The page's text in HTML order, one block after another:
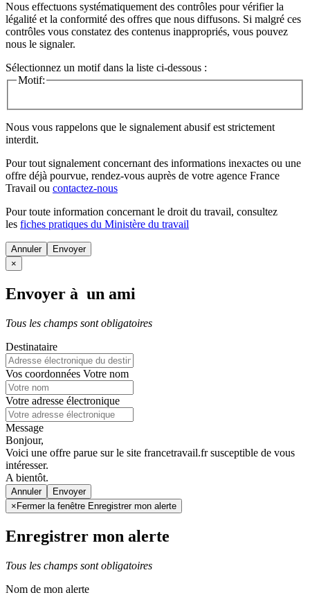
Nous effectuons systématiquement des contrôles pour vérifier la
légalité et la conformité des offres que nous diffusons. Si malgré ces
contrôles vous constatez des contenus inappropriés, vous pouvez
nous le signaler.
Sélectionnez un motif dans la liste ci-dessous :
Motif:
Nous vous rappelons que le signalement abusif est strictement
interdit.
Pour tout signalement concernant des informations inexactes ou une
offre déjà pourvue, rendez-vous auprès de votre agence France
Travail ou contactez-nous
Pour toute information concernant le droit du travail, consultez
les fiches pratiques du Ministère du travail
Annuler
×
Envoyer à un ami
Tous les champs sont obligatoires
Destinataire
Vos coordonnées Votre nom
Votre adresse électronique
Message
Bonjour,
Voici une offre parue sur le site francetravail.fr susceptible de vous
intéresser.
A bientôt.
Annuler
× Fermer la fenêtre Enregistrer mon alerte
Enregistrer mon alerte
Tous les champs sont obligatoires
Nom de mon alerte